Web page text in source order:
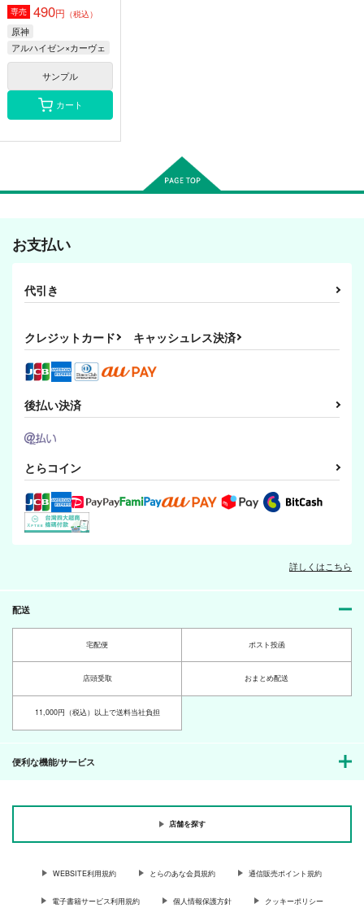
専売 490円 （税込）
原神
アルハイゼン×カーヴェ
サンプル
カート
お支払い
代引き
クレジットカード キャッシュレス決済
後払い決済
とらコイン
詳しくはこちら
配送
宅配便 ポスト投函
店頭受取 おまとめ配送
11,000円（税込）以上で送料当社負担
便利な機能/サービス
店舗を探す
WEBSITE利用規約 とらのあな会員規約 通信販売ポイント規約
電子書籍サービス利用規約 個人情報保護方針 クッキーポリシー